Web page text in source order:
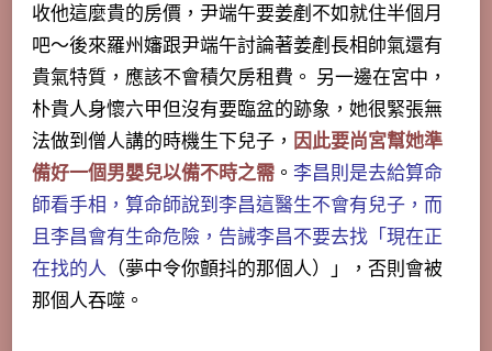
收他這麼貴的房價，尹端午要姜剷不如就住半個月
吧～後來羅州嬸跟尹端午討論著姜剷長相帥氣還有
貴氣特質，應該不會積欠房租費。 另一邊在宮中，
朴貴人身懷六甲但沒有要臨盆的跡象，她很緊張無
法做到僧人講的時機生下兒子， 因此要尚宮幫她準
備好一個男嬰兒以備不時之需 。 李昌則是去給算命
師看手相，算命師說到李昌這醫生不會有兒子，而
且李昌會有生命危險，告誡李昌不要去找「現在正
在找的人 （夢中令你顫抖的那個人）」，否則會被
那個人吞噬。